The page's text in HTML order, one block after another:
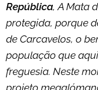
República,A Mata
protegida, porque
de Carcavelos, o
população que
freguesia. Neste
projeto